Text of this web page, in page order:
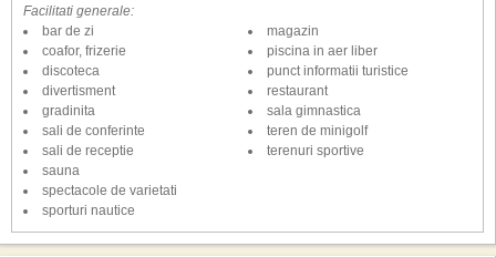
Facilitati generale:
bar de zi
coafor, frizerie
discoteca
divertisment
gradinita
magazin
piscina in aer liber
punct informatii turistice
restaurant
sala gimnastica
sali de conferinte
sali de receptie
sauna
spectacole de varietati
sporturi nautice
teren de minigolf
terenuri sportive